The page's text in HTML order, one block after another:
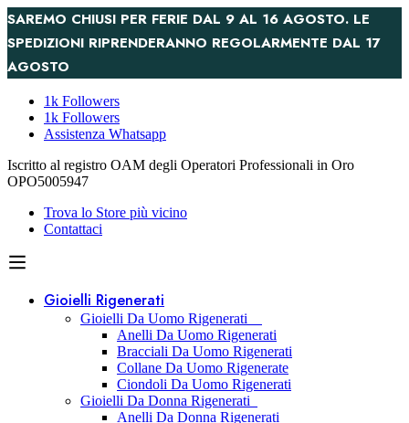
SAREMO CHIUSI PER FERIE DAL 9 AL 16 AGOSTO. LE
SPEDIZIONI RIPRENDERANNO REGOLARMENTE DAL 17
AGOSTO
1k Followers
1k Followers
Assistenza Whatsapp
Iscritto al registro OAM degli Operatori Professionali in Oro
OPO5005947
Trova lo Store più vicino
Contattaci
Gioielli Rigenerati
Gioielli Da Uomo Rigenerati
Anelli Da Uomo Rigenerati
Bracciali Da Uomo Rigenerati
Collane Da Uomo Rigenerate
Ciondoli Da Uomo Rigenerati
Gioielli Da Donna Rigenerati
Anelli Da Donna Rigenerati